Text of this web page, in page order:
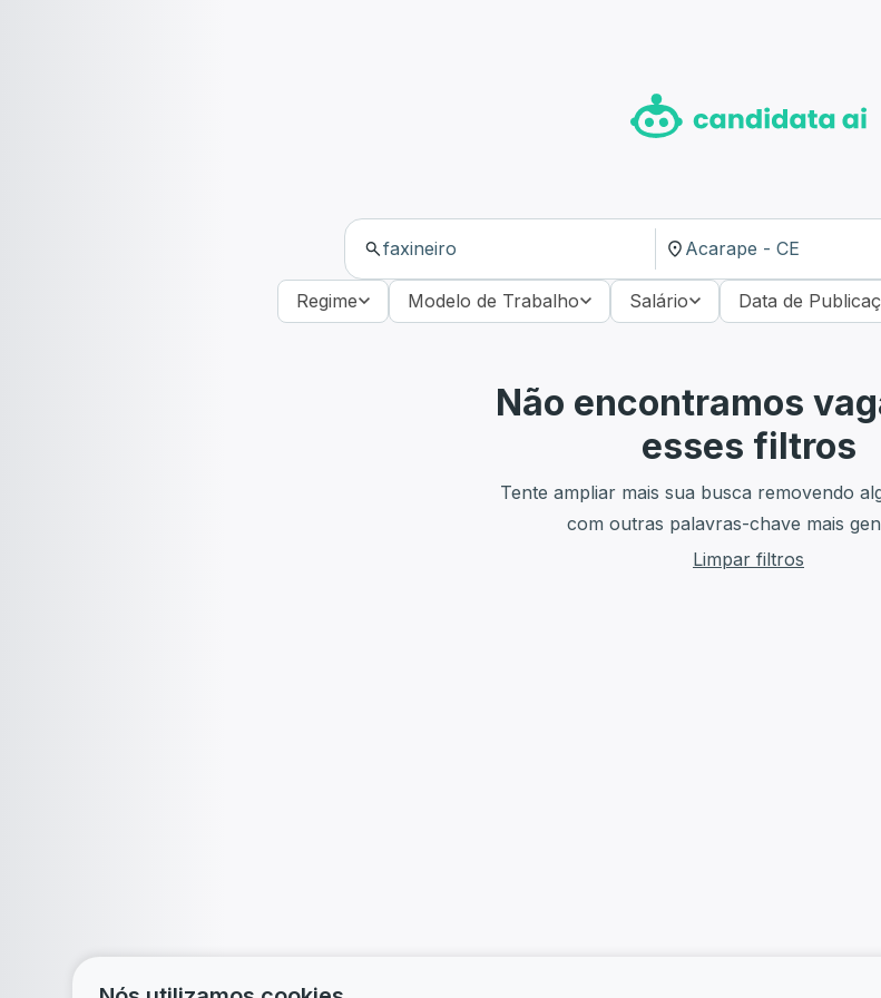
Regime Modelo de Trabalho Salário Data de
Não encontramos
esses filtros
Tente ampliar mais sua busca removendo
com outras palavras-chave mais
Limpar filtros